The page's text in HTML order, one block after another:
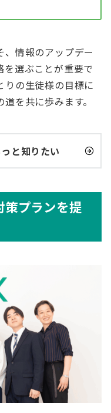
情報のアップデー
を選ぶことが重要で
の生徒様の目標に
を共に歩みます。
と知りたい
策プランを提